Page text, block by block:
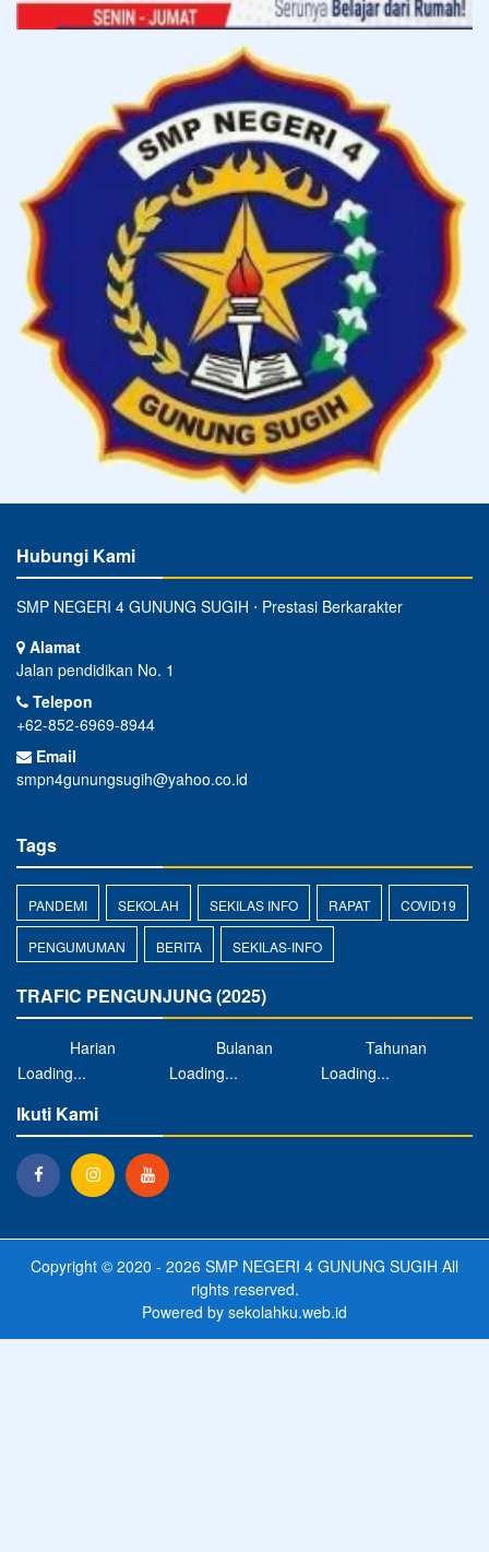
Hubungi Kami
SMP NEGERI 4 GUNUNG SUGIH ⋅ Prestasi Berkarakter
Alamat
Jalan pendidikan No. 1
Telepon
+62-852-6969-8944
Email
smpn4gunungsugih@yahoo.co.id
Tags
PANDEMI SEKOLAH SEKILAS INFO RAPAT COVID19
PENGUMUMAN BERITA SEKILAS-INFO
TRAFIC PENGUNJUNG (2025)
Harian Bulanan
Tahunan
Loading...
Loading... Loading...
Ikuti Kami
Copyright © 2020 - 2026 SMP NEGERI 4 GUNUNG SUGIH All
rights reserved.
Powered by sekolahku.web.id